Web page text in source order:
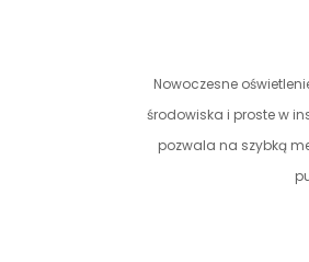
Nowoczesne
środowiska i proste w
pozwala na szybką